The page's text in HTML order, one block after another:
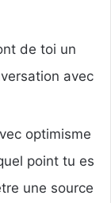
de toi un
avec
optimisme
point tu es
une source